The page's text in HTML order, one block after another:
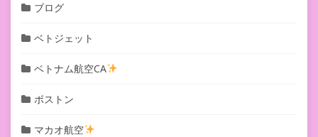
ブログ
ベトジェット
ベトナム航空CA
ボストン
マカオ航空